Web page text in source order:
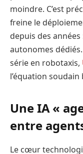
moindre. C’est
freine le
depuis des
autonomes
série en robotaxis,
l’équation
Une IA «
entre
Le cœur